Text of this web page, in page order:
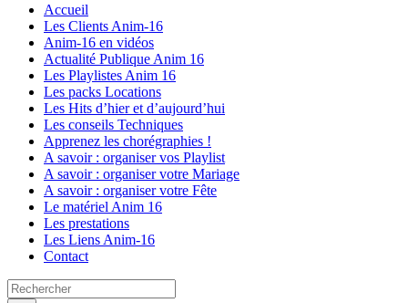
Accueil
Les Clients Anim-16
Anim-16 en vidéos
Actualité Publique Anim 16
Les Playlistes Anim 16
Les packs Locations
Les Hits d’hier et d’aujourd’hui
Les conseils Techniques
Apprenez les chorégraphies !
A savoir : organiser vos Playlist
A savoir : organiser votre Mariage
A savoir : organiser votre Fête
Le matériel Anim 16
Les prestations
Les Liens Anim-16
Contact